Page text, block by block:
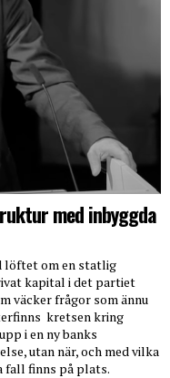
med inbyggda
löftet om en statlig
kapital i det partiet
väcker frågor som ännu
kretsen kring
i en ny banks
utan när, och med vilka
fall finns på plats.